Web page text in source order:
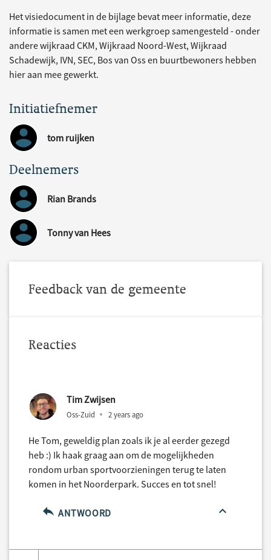
Het visiedocument in de bijlage bevat meer informatie, deze
informatie is samen met een werkgroep samengesteld - onder
andere wijkraad CKM, Wijkraad Noord-West, Wijkraad
Schadewijk, IVN, SEC, Bos van Oss en buurtbewoners hebben
hier aan mee gewerkt.
Initiatiefnemer
tom ruijken
Deelnemers
Rian Brands
Tonny van Hees
Feedback van de gemeente
Reacties
Tim Zwijsen
Oss-Zuid 2 years ago
He Tom, geweldig plan zoals ik je al eerder gezegd
heb :) Ik haak graag aan om de mogelijkheden
rondom urban sportvoorzieningen terug te laten
komen in het Noorderpark. Succes en tot snel!
ANTWOORD